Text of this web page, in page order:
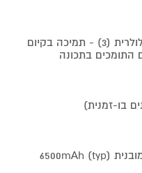
מערכת ניהול שיחות ללא קליטה סלולרית (3) - תמיכה בקיום
התומכים בתכונה
סוללת סיליקון-פחמן כפולת תאים מובנית 6500mAh (typ)